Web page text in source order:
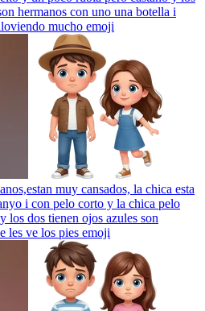
hermanos con uno una botella i
mucho emoji
muy cansados, la chica esta
i con pelo corto y la chica pelo
los dos tienen ojos azules son
les ve los pies emoji